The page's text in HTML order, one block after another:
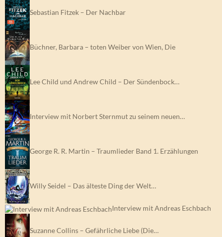
Sebastian Fitzek – Der Nachbar
Büchner, Barbara – toten Weiber von Wien, Die
Lee Child und Andrew Child – Der Sündenbock…
Interview mit Norbert Sternmut zu seinem neuen…
George R. R. Martin – Traumlieder Band 1. Erzählungen
Willy Seidel – Das älteste Ding der Welt…
Interview mit Andreas Eschbach
Suzanne Collins – Gefährliche Liebe (Die…